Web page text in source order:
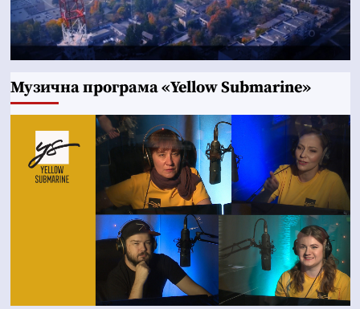
Музична програма «Yellow Submarine»